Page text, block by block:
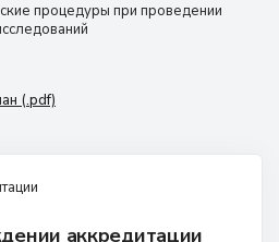
процедуры при проведении
(.pdf)
аккредитации